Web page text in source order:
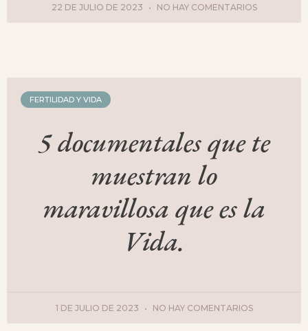
22 DE JULIO DE 2023 NO HAY COMENTARIOS
FERTILIDAD Y VIDA
5 documentales que te
muestran lo
maravillosa que es la
Vida.
1 DE JULIO DE 2023 NO HAY COMENTARIOS